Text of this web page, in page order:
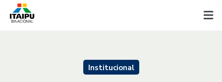
Institucional